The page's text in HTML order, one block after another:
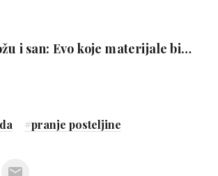
i san: Evo koje materijale bi
#pranje posteljine